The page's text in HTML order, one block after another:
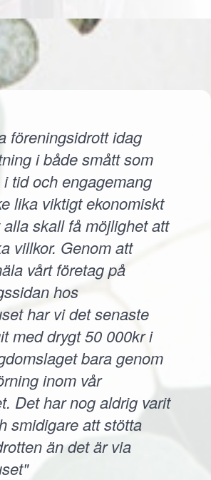
föreningsidrott idag
i både smått som
tid och engagemang
lika viktigt ekonomiskt
skall få möjlighet att
villkor. Genom att
vårt företag på
hos
har vi det senaste
med drygt 50 000kr i
bara genom
inom vår
Det har nog aldrig varit
smidigare att stötta
än det är via